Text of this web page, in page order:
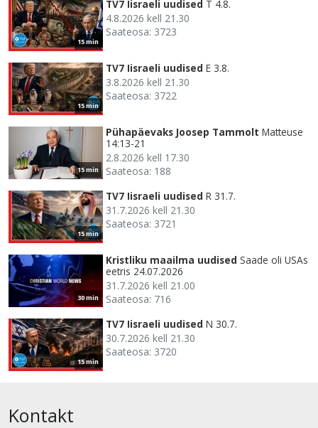
15 min
TV7 Iisraeli uudised T 4.8.
4.8.2026 kell 21.30
Saateosa: 3723
15 min
TV7 Iisraeli uudised E 3.8.
3.8.2026 kell 21.30
Saateosa: 3722
15 min
Pühapäevaks Joosep Tammolt Matteuse
14:13-21
2.8.2026 kell 17.30
Saateosa: 188
15 min
TV7 Iisraeli uudised R 31.7.
31.7.2026 kell 21.30
Saateosa: 3721
30 min
Kristliku maailma uudised Saade oli USAs
eetris 24.07.2026
31.7.2026 kell 21.00
Saateosa: 716
15 min
TV7 Iisraeli uudised N 30.7.
30.7.2026 kell 21.30
Saateosa: 3720
Kontakt